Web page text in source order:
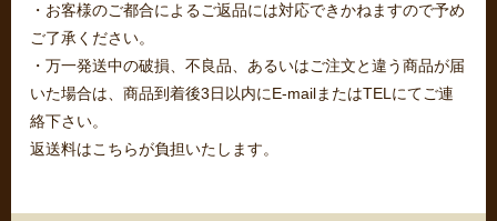
・お客様のご都合によるご返品には対応できかねますので予め
ご了承ください。
・万一発送中の破損、不良品、あるいはご注文と違う商品が届
いた場合は、商品到着後3日以内にE-mailまたはTELにてご連
絡下さい。
返送料はこちらが負担いたします。